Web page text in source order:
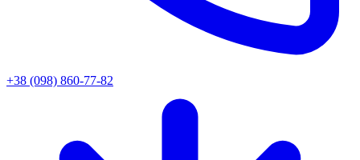
+38 (098) 860-77-82